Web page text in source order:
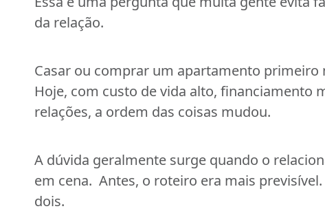
da relação.
Casar ou comprar um apartamento primeiro
Hoje, com custo de vida alto, financiamento
relações, a ordem das coisas mudou.
A dúvida geralmente surge quando o
em cena. Antes, o roteiro era mais
dois.